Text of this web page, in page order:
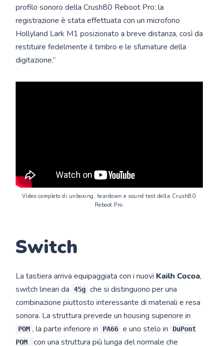
profilo sonoro della Crush80 Reboot Pro: la
registrazione è stata effettuata con un microfono
Hollyland Lark M1 posizionato a breve distanza, così da
restituire fedelmente il timbro e le sfumature della
digitazione.”
Video completo di unboxing, teardown e sound test della Crush80
Reboot Pro.
Switch
La tastiera arriva equipaggiata con i nuovi Kailh Cocoa,
switch lineari da
45g che si distinguono per una
combinazione piuttosto interessante di materiali e resa
sonora. La struttura prevede un housing superiore in
POM , la parte inferiore in PA66 e uno stelo in
DuPont
POM
con una struttura più lunga del normale che